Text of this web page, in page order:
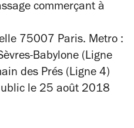
commerçant à
75007 Paris. Metro :
Babylone (Ligne
des Prés (Ligne 4)
le 25 août 2018